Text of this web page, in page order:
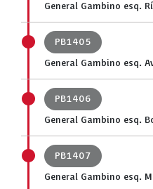
General Gambino esq.
PB1405
General Gambino esq.
PB1406
General Gambino esq.
PB1407
General Gambino esq.